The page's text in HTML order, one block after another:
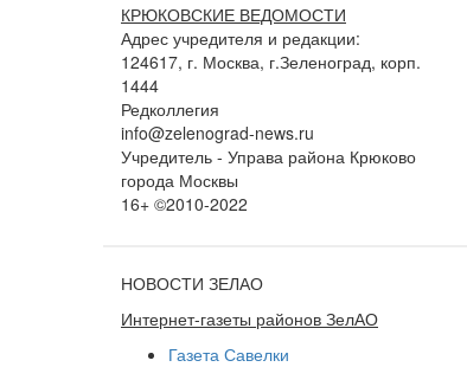
КРЮКОВСКИЕ ВЕДОМОСТИ
Адрес учредителя и редакции:
124617, г. Москва, г.Зеленоград, корп.
1444
Редколлегия
info@zelenograd-news.ru
Учредитель - Управа района Крюково
города Москвы
16+ ©2010-2022
НОВОСТИ ЗЕЛАО
Интернет-газеты районов ЗелАО
Газета Савелки